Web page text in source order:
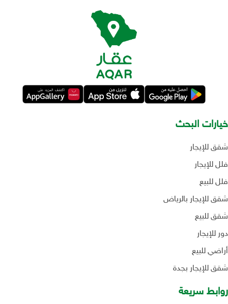
خيارات البحث
شقق للإيجار
فلل للإيجار
فلل للبيع
شقق للإيجار بالرياض
شقق للبيع
دور للإيجار
أراضي للبيع
شقق للإيجار بجدة
روابط سريعة